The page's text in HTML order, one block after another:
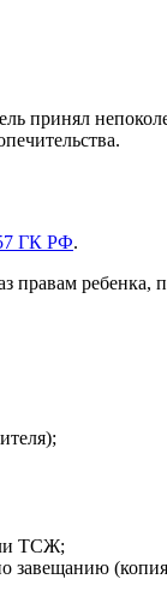
принял
ГК РФ.
правам ребенка,
ТСЖ;
завещанию